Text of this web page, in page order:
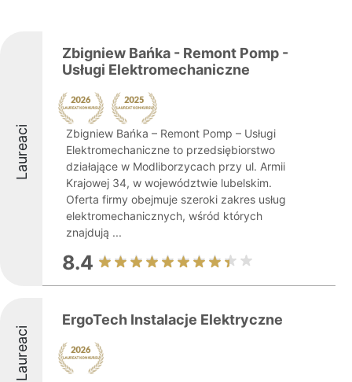
Laureaci
Zbigniew Bańka - Remont Pomp -
Usługi Elektromechaniczne
Zbigniew Bańka – Remont Pomp – Usługi
Elektromechaniczne to przedsiębiorstwo
działające w Modliborzycach przy ul. Armii
Krajowej 34, w województwie lubelskim.
Oferta firmy obejmuje szeroki zakres usług
elektromechanicznych, wśród których
znajdują ...
8.4
Laureaci
ErgoTech Instalacje Elektryczne